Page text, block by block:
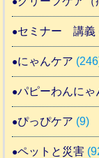
セミナー 講義
にゃんケア
パピーわんにゃ
ぴっぴケア (9)
ペットと災害